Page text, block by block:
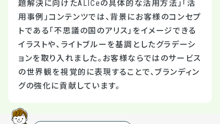
題解決に向けたALICeの具体的な活用方法」「活
用事例」コンテンツでは、背景にお客様のコンセプ
トである「不思議の国のアリス」をイメージできる
イラストや、ライトブルーを基調としたグラデーシ
ョンを取り入れました。お客様ならではのサービス
の世界観を視覚的に表現することで、ブランディン
グの強化に貢献しています。